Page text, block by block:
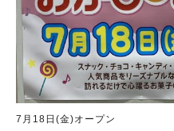
7月18日(金)オープン